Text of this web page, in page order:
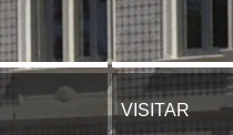
VISITAR